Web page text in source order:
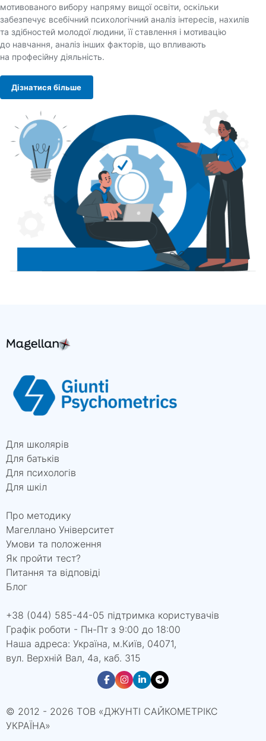
мотивованого вибору напряму вищої освіти, оскільки
забезпечує всебічний психологічний аналіз інтересів, нахилів
та здібностей молодої людини, її ставлення і мотивацію
до навчання, аналіз інших факторів, що впливають
на професійну діяльність.
Дізнатися більше
Для школярів
Для батьків
Для психологів
Для шкіл
Про методику
Магеллано Університет
Умови та положення
Як пройти тест?
Питання та відповіді
Блог
+38 (044) 585-44-05 підтримка користувачів
Графік роботи - Пн-Пт з 9:00 до 18:00
Наша адреса: Україна, м.Київ, 04071,
вул. Верхній Вал, 4а, каб. 315
© 2012 - 2026 ТОВ «ДЖУНТІ САЙКОМЕТРІКС
УКРАЇНА»